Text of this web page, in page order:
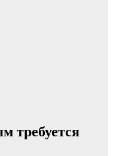
требуется